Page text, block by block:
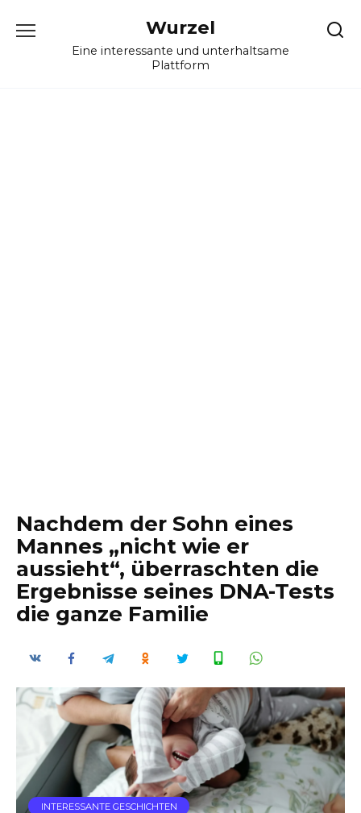
Wurzel
Eine interessante und unterhaltsame
Plattform
Nachdem der Sohn eines
Mannes „nicht wie er
aussieht“, überraschten die
Ergebnisse seines DNA-Tests
die ganze Familie
INTERESSANTE GESCHICHTEN